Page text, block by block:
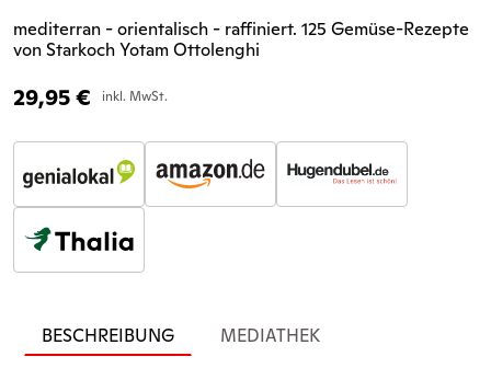
mediterran - orientalisch - raffiniert. 125 Gemüse-Rezepte
von Starkoch Yotam Ottolenghi
29,95€ inkl. MwSt.
BESCHREIBUNG MEDIATHEK